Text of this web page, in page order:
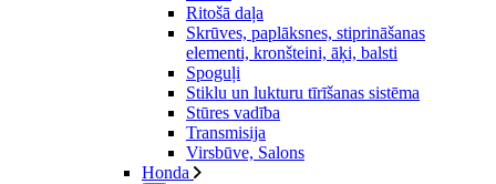
Ritošā daļa
Skrūves, paplāksnes, stiprināšanas
elementi, kronšteini, āķi, balsti
Spoguļi
Stiklu un lukturu tīrīšanas sistēma
Stūres vadība
Transmisija
Virsbūve, Salons
Honda